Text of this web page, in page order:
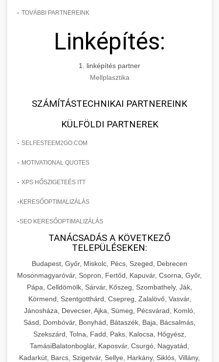
- TOVÁBBI PARTNEREINK
Linképítés:
1. linképítés partner
Mellplasztika
SZÁMÍTÁSTECHNIKAI PARTNEREINK
KÜLFÖLDI PARTNEREK
- SELFESTEEM2GO.COM
- MOTIVATIONAL QUOTES
- XPS HŐSZIGETEÉS ITT
-KERESŐOPTIMALIZÁLÁS
-SEO KERESŐOPTIMALIZÁLÁS
TANÁCSADÁS A KÖVETKEZŐ
TELEPÜLÉSEKEN:
Budapest, Győr, Miskolc, Pécs, Szeged, Debrecen
Mosonmagyaróvár, Sopron, Fertőd, Kapuvár, Csorna, Győr,
Pápa, Celldömölk, Sárvár, Kőszeg, Szombathely, Ják,
Körmend, Szentgotthárd, Csepreg, Zalalövő, Vasvár,
Jánosháza, Devecser, Ajka, Sümeg, Pécsvárad, Komló,
Sásd, Dombóvár, Bonyhád, Bátaszék, Baja, Bácsalmás,
Szekszárd, Tolna, Fadd, Paks, Kalocsa, Hőgyész,
TamásiBalatonboglár, Kaposvár, Csurgó, Nagyatád,
Kadarkút, Barcs, Szigetvár, Sellye, Harkány, Siklós, Villány,